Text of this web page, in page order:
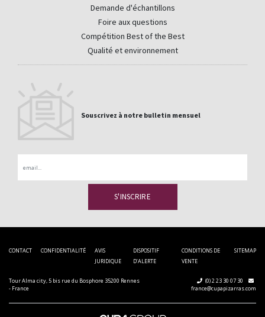
Demande d'échantillons
Foire aux questions
Compétition Best of the Best
Qualité et environnement
Souscrivez à notre bulletin mensuel
CONTACT CONFIDENTIALITÉ
AVIS
JURIDIQUE
DISPOSITIF
D’ALERTE
CONDITIONS DE
VENTE
SITEMAP
Tour Alma city, 5 bis rue du Bosphore 35200 Rennes
- France
(0) 2 23 30 07 30
france@cupapizarras.com